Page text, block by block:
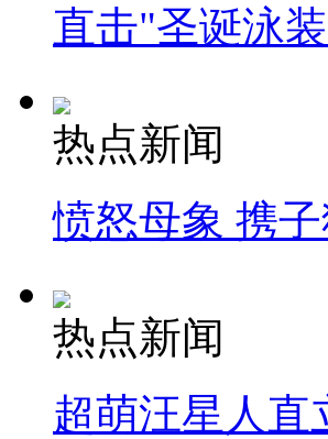
直击"圣诞泳
热点新闻
愤怒母象 携
热点新闻
超萌汪星人直